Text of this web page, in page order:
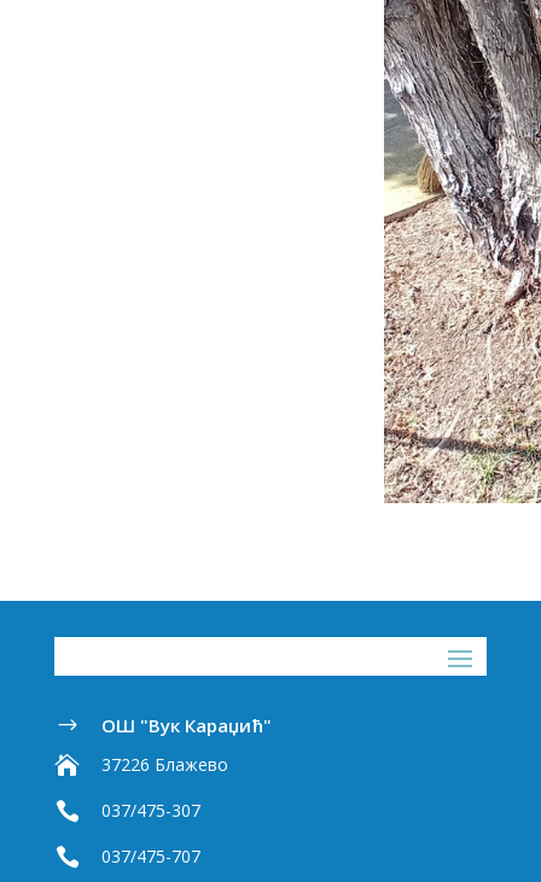
$
ОШ "Вук Караџић"

37226 Блажево
 037/475-307
 037/475-707